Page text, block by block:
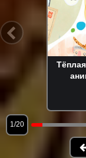
1/20